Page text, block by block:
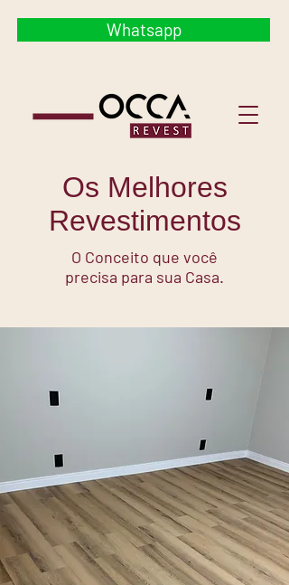
Whatsapp
Os Melhores
Revestimentos
O Conceito que você
precisa para sua Casa.